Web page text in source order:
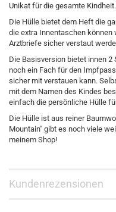
Unikat für die gesamte Kindheit.
Die Hülle bietet dem Heft die
die extra Innentaschen
Arztbriefe sicher verstaut
Die Basisversion bietet innen
noch ein Fach für den
sicher mit verstauen kann.
mit dem Namen des Kindes
einfach die persönliche Hülle
Die Hülle ist aus reiner
Mountain" gibt es noch viele
meinem Shop!
Kundenrezensionen